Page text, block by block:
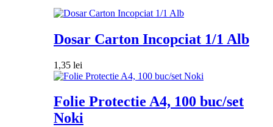
Dosar Carton Incopciat 1/1 Alb
1,35 lei
Folie Protectie A4, 100 buc/set
Noki